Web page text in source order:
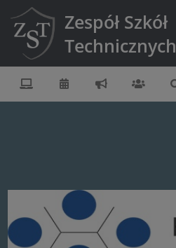
Zespół Szkół
Technicznych